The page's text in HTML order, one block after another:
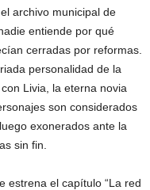
archivo municipal de
entiende por qué
cerradas por reformas.
personalidad de la
Livia, la eterna novia
son considerados
exonerados ante la
sin fin.
estrena el capítulo “La red